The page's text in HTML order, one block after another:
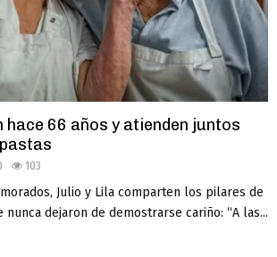
hace 66 años y atienden juntos
103
Julio y Lila comparten los pilares de
dejaron de demostrarse cariño: “A las...